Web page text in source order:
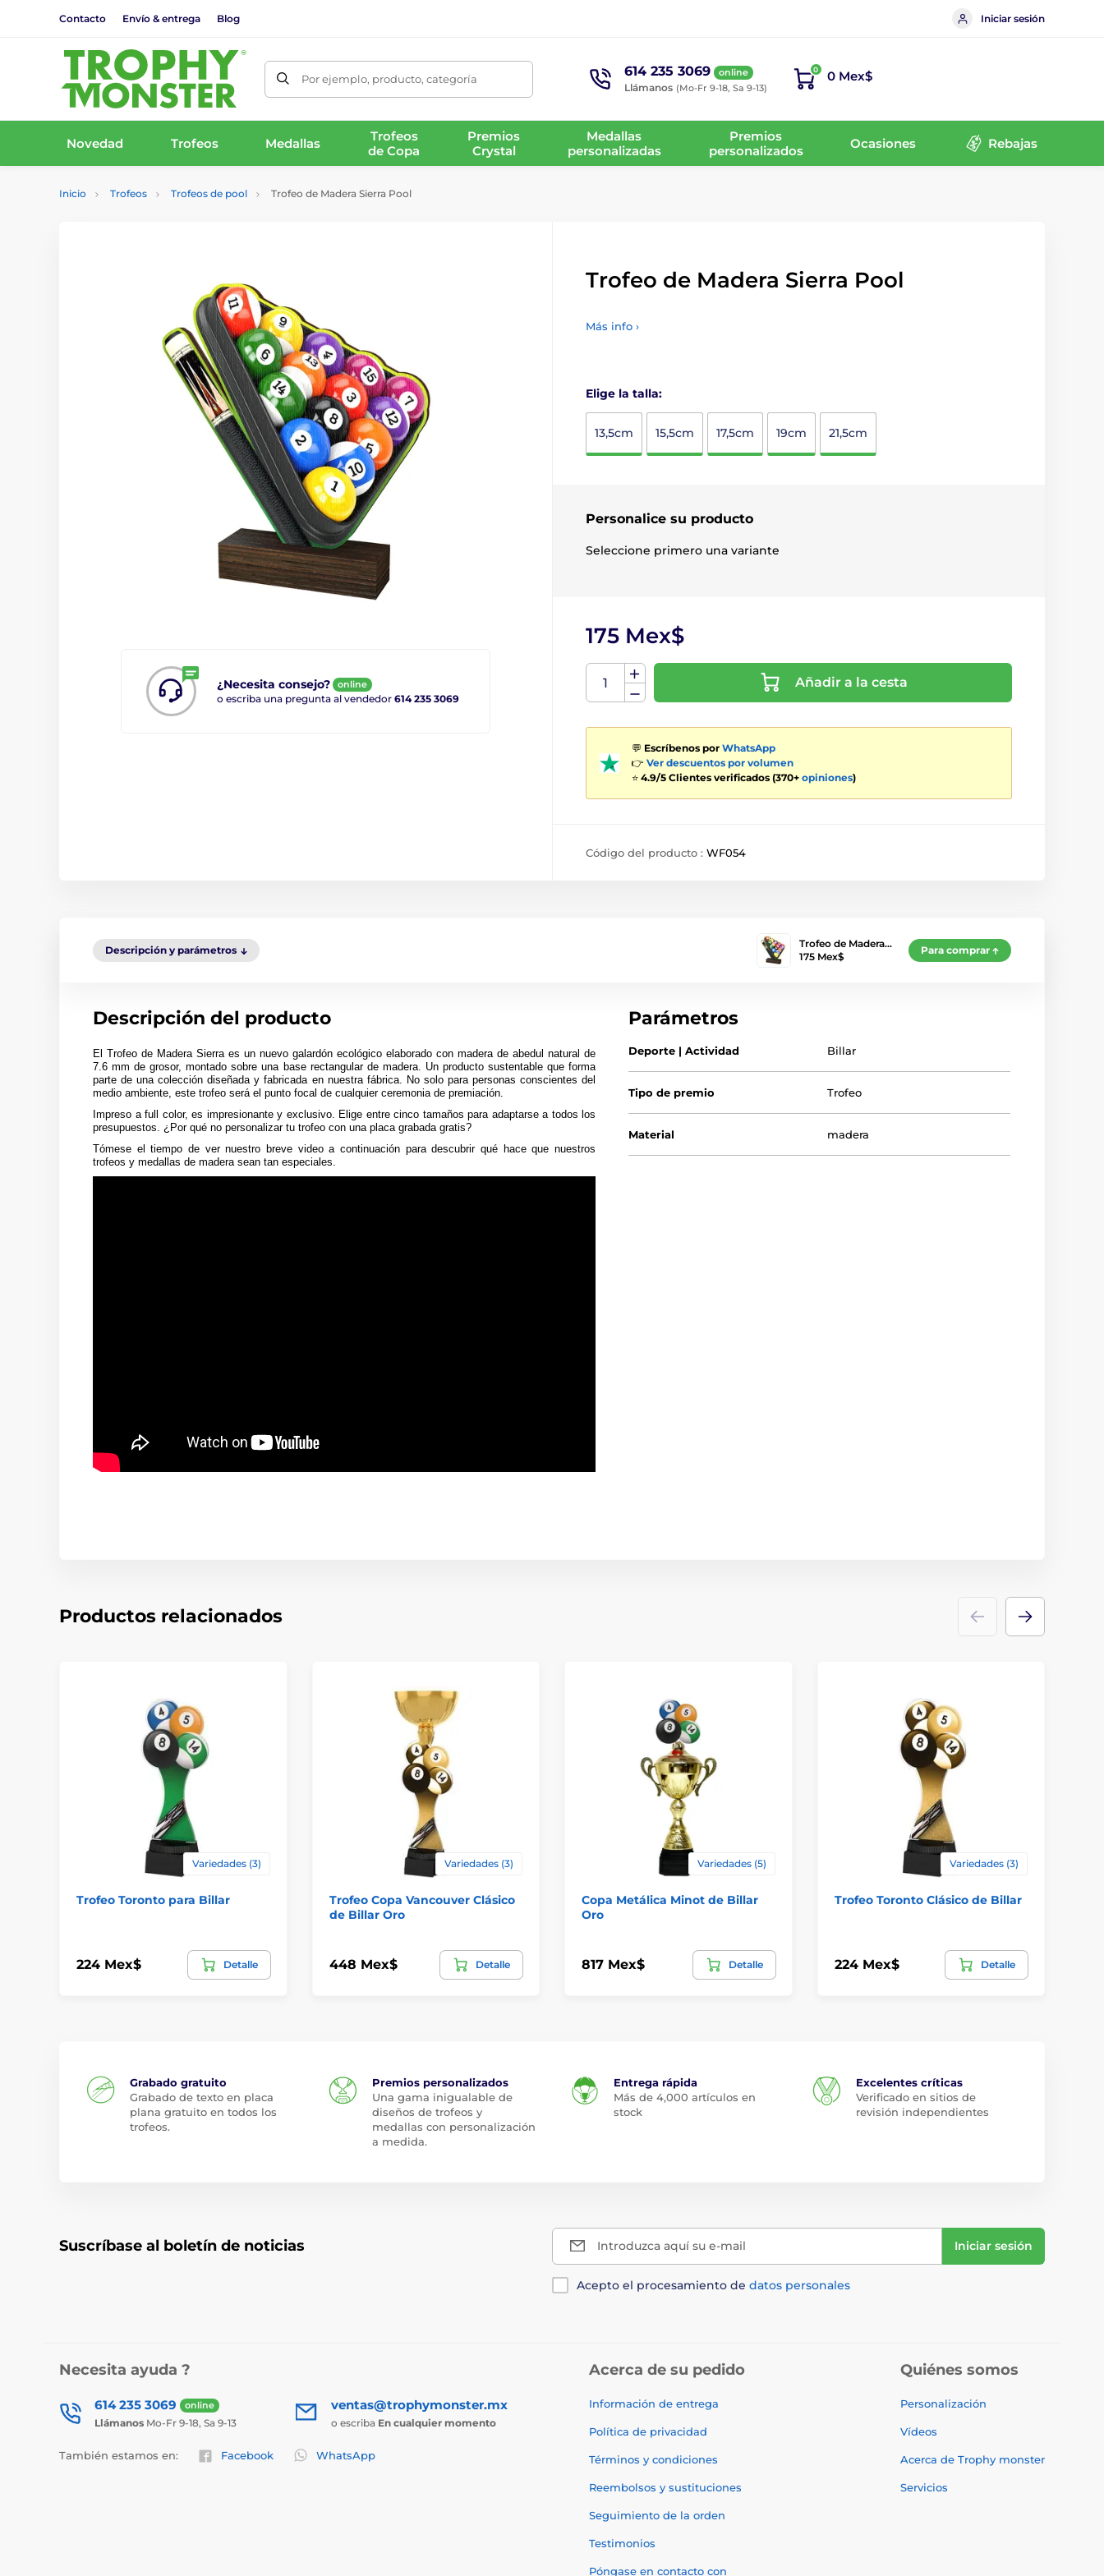
Contacto Envío & entrega Blog Iniciar sesión
Por ejemplo, producto, categoría 614 235 3069 online
Llámanos (Mo-Fr 9-18, Sa 9-13)
0 0 Mex$
Novedad Trofeos Medallas
Trofeos
de Copa
Premios
Crystal
Medallas
personalizadas
Premios
personalizados
Ocasiones Rebajas
Inicio Trofeos Trofeos de pool Trofeo de Madera Sierra Pool
¿Necesita consejo? online
o escriba una pregunta al vendedor 614 235 3069
Trofeo de Madera Sierra Pool
Más info ›
Elige la talla:
13,5cm 15,5cm 17,5cm 19cm 21,5cm
Personalice su producto
Seleccione primero una variante
175 Mex$
Añadir a la cesta
💬 Escríbenos por WhatsApp
👉 Ver descuentos por volumen
⭐ 4.9/5 Clientes verificados (370+ opiniones)
Código del producto : WF054
Descripción y parámetros
Trofeo de Madera…
175 Mex$
Para comprar
Descripción del producto
El Trofeo de Madera Sierra es un nuevo galardón ecológico elaborado con madera de abedul natural de
7.6 mm de grosor, montado sobre una base rectangular de madera. Un producto sustentable que forma
parte de una colección diseñada y fabricada en nuestra fábrica. No solo para personas conscientes del
medio ambiente, este trofeo será el punto focal de cualquier ceremonia de premiación.
Impreso a full color, es impresionante y exclusivo. Elige entre cinco tamaños para adaptarse a todos los
presupuestos. ¿Por qué no personalizar tu trofeo con una placa grabada gratis?
Tómese el tiempo de ver nuestro breve video a continuación para descubrir qué hace que nuestros
trofeos y medallas de madera sean tan especiales.
Parámetros
Deporte | Actividad Billar
Tipo de premio Trofeo
Material madera
Productos relacionados
Variedades (3)
Trofeo Toronto para Billar
224 Mex$ Detalle
Variedades (3)
Trofeo Copa Vancouver Clásico
de Billar Oro
448 Mex$ Detalle
Variedades (5)
Copa Metálica Minot de Billar
Oro
817 Mex$ Detalle
Variedades (3)
Trofeo Toronto Clásico de Billar
224 Mex$ Detalle
Grabado gratuito
Grabado de texto en placa
plana gratuito en todos los
trofeos.
Premios personalizados
Una gama inigualable de
diseños de trofeos y
medallas con personalización
a medida.
Entrega rápida
Más de 4,000 artículos en
stock
Excelentes críticas
Verificado en sitios de
revisión independientes
Suscríbase al boletín de noticias Introduzca aquí su e-mail Iniciar sesión
Acepto el procesamiento de datos personales
Necesita ayuda ?
614 235 3069 online
Llámanos Mo-Fr 9-18, Sa 9-13
ventas@trophymonster.mx
o escriba En cualquier momento
También estamos en: Facebook WhatsApp
Acerca de su pedido
Información de entrega
Política de privacidad
Términos y condiciones
Reembolsos y sustituciones
Seguimiento de la orden
Testimonios
Póngase en contacto con
Quiénes somos
Personalización
Vídeos
Acerca de Trophy monster
Servicios